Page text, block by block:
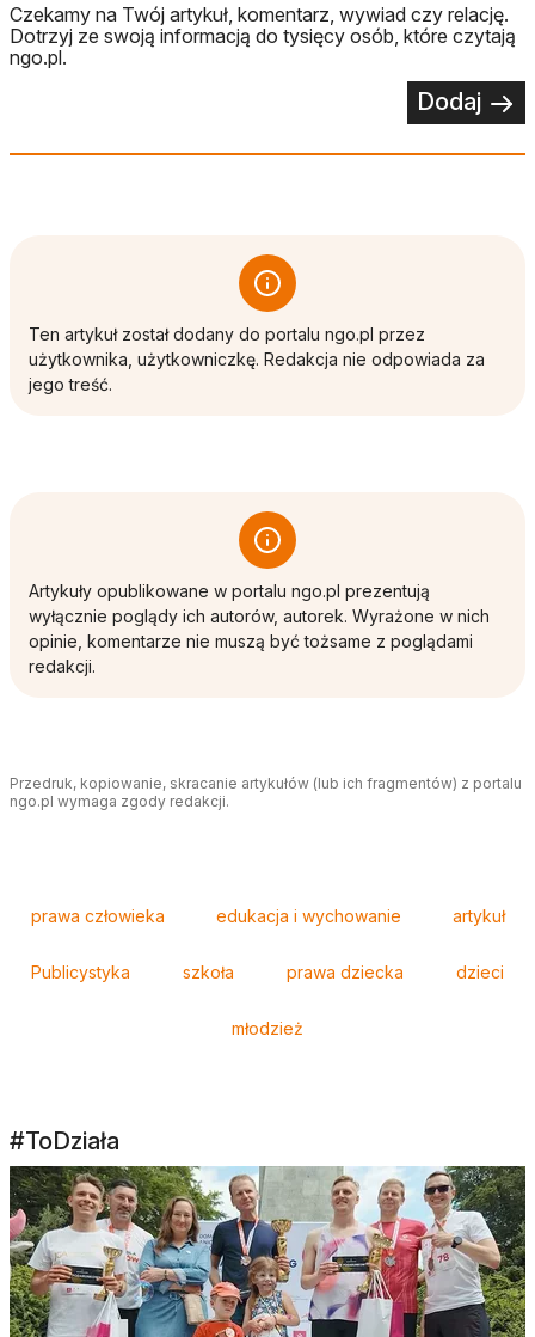
Czekamy na Twój artykuł, komentarz, wywiad czy relację.
Dotrzyj ze swoją informacją do tysięcy osób, które czytają
ngo.pl.
Dodaj
Ten artykuł został dodany do portalu ngo.pl przez
użytkownika, użytkowniczkę. Redakcja nie odpowiada za
jego treść.
Artykuły opublikowane w portalu ngo.pl prezentują
wyłącznie poglądy ich autorów, autorek. Wyrażone w nich
opinie, komentarze nie muszą być tożsame z poglądami
redakcji.
Przedruk, kopiowanie, skracanie artykułów (lub ich fragmentów) z portalu
ngo.pl wymaga zgody redakcji.
prawa człowieka edukacja i wychowanie artykuł
Publicystyka szkoła prawa dziecka dzieci
młodzież
#ToDziała